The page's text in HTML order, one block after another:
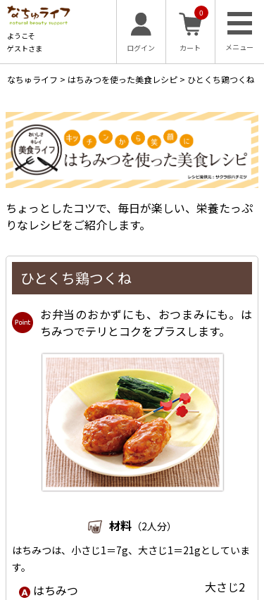
ようこそ
ゲストさま
ログイン
0
カート
なちゅライフ > はちみつを使った美食レシピ > ひとくち鶏つくね
ちょっとしたコツで、毎日が楽しい、栄養たっぷ
りなレシピをご紹介します。
ひとくち鶏つくね
お弁当のおかずにも、おつまみにも。は
ちみつでテリとコクをプラスします。
材料（2人分）
はちみつは、小さじ1＝7g、大さじ1＝21gとしていま
す。
はちみつ 大さじ2